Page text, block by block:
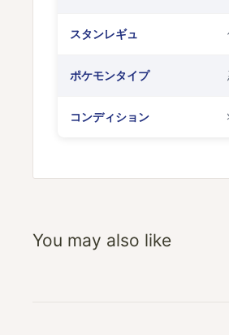
スタンレギュ
ポケモンタイプ
コンディション
You may also like